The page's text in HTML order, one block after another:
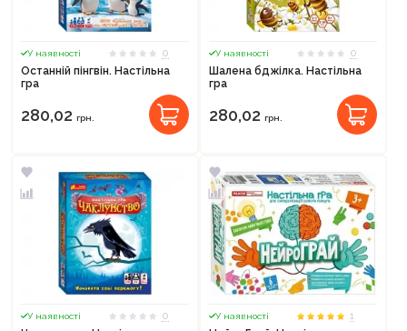
У наявності
0
Останній пінгвін. Настільна
гра
280,02 грн.
У наявності
0
Шалена бджілка. Настільна
гра
280,02 грн.
У наявності
0
У наявності
1